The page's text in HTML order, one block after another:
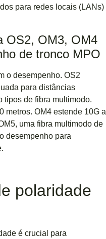
​​para redes locais (LANs)
OS2, OM3, OM4
de tronco MPO
o desempenho. OS2
para distâncias
tipos de fibra multimodo.
metros. OM4 estende 10G a
uma fibra multimodo de
desempenho para
polaridade
é crucial para